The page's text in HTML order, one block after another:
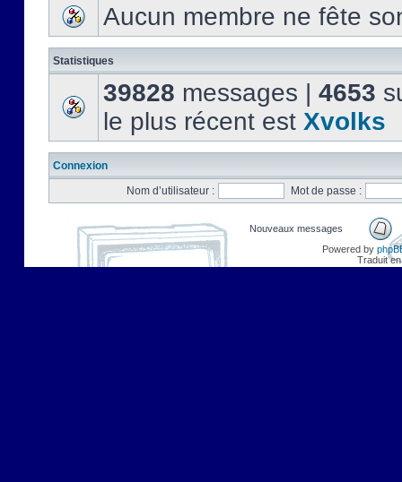
Aucun membre ne fête
Statistiques
39828 messages | 4653
le plus récent est Xvolks
Connexion
Nom d’utilisateur :
Mot de passe :
Nouveaux messages
Powered by
Traduit